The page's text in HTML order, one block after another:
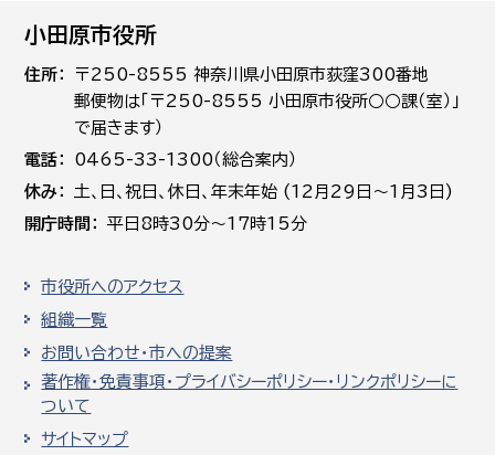
小田原市役所
住所
〒250-8555 神奈川県小田原市荻窪300番地
郵便物は「〒250-8555 小田原市役所○○課（室）」
で届きます）
電話
0465-33-1300（総合案内）
休み
土､日､祝日、休日、年末年始 (12月29日～1月3日)
開庁時間
平日8時30分～17時15分
市役所へのアクセス
組織一覧
お問い合わせ・市への提案
著作権・免責事項・プライバシーポリシー・リンクポリシーに
ついて
サイトマップ